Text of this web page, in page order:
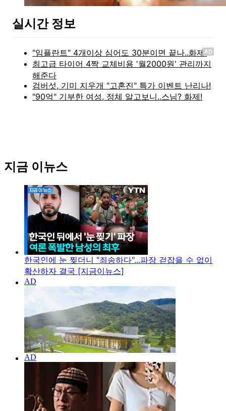
실시간 정보
AD
지금 이뉴스
한국인에 눈 찢더니 "죄송하다"...파장 걷잡을 수 없이
확산하자 결국 [지금이뉴스]